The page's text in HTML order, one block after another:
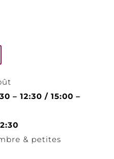
– 12:30 / 15:00 –
& petites